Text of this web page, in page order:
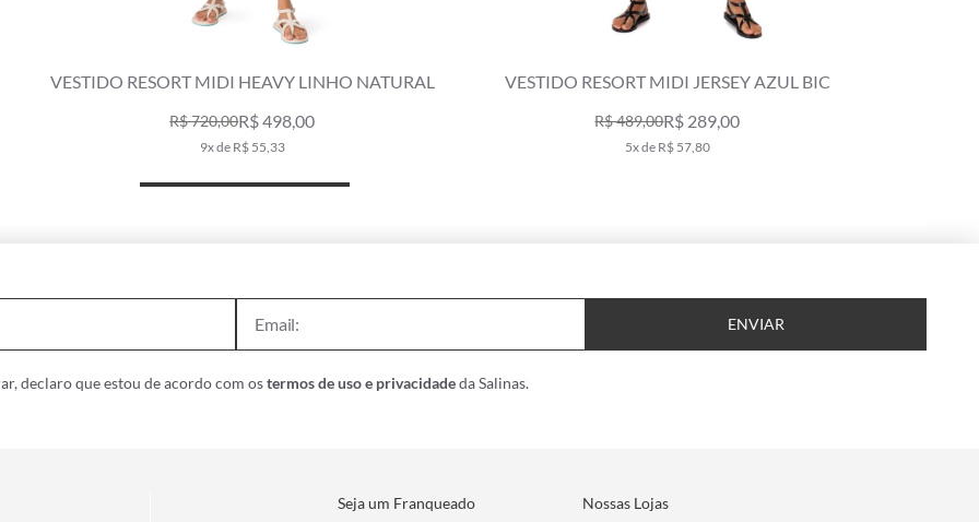
MIDI HEAVY LINHO NATURAL
R$ 498,00
VESTIDO RESORT MIDI JERSEY AZUL BIC
R$ 289,00
VESTIDO RESORT MIDI
ENVIAR
declaro que estou de acordo com ostermos de uso e privacidadeda Salinas.
Seja um Franqueado Nossas Lojas